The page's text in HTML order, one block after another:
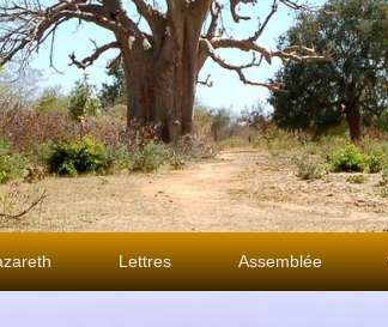
Lettres Assemblée